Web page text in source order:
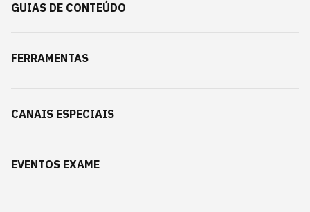
GUIAS DE CONTEÚDO
FERRAMENTAS
CANAIS ESPECIAIS
EVENTOS EXAME